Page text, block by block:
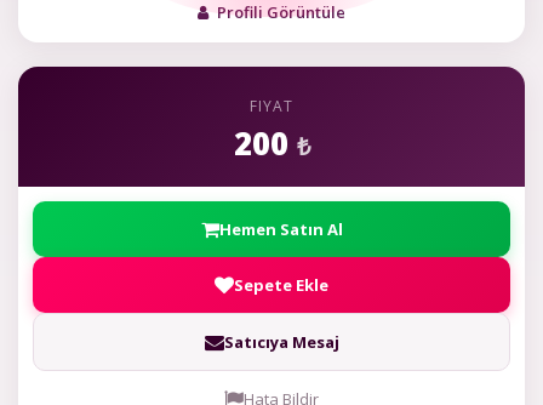
Profili Görüntüle
FIYAT
200 ₺
Hemen Satın Al
Sepete Ekle
Satıcıya Mesaj
Hata Bildir